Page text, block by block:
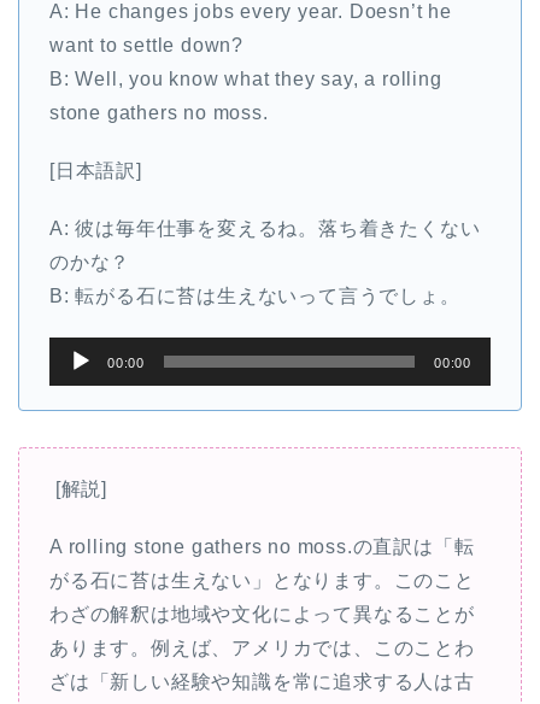
A: He changes jobs every year. Doesn’t he
want to settle down?
B: Well, you know what they say, a rolling
stone gathers no moss.
[日本語訳]
A: 彼は毎年仕事を変えるね。落ち着きたくない
のかな？
B: 転がる石に苔は生えないって言うでしょ。
声
レ
ー
ー
00:00 00:00
[解説]
A rolling stone gathers no moss.の直訳は「転
がる石に苔は生えない」となります。このこと
わざの解釈は地域や文化によって異なることが
あります。例えば、アメリカでは、このことわ
ざは「新しい経験や知識を常に追求する人は古